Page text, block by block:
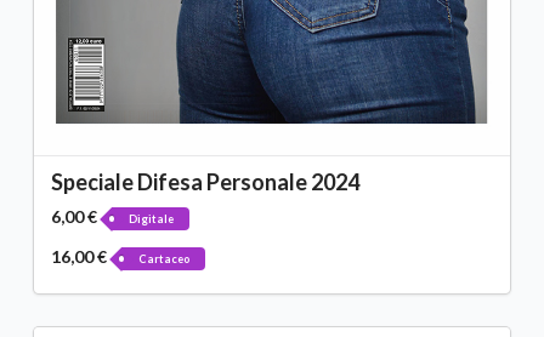
Speciale Difesa Personale 2024
6,00 € Digitale
16,00 € Cartaceo